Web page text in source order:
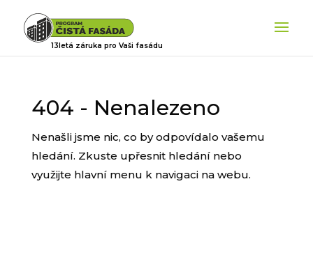
404 - Nenalezeno
Nenašli jsme nic, co by odpovídalo vašemu
hledání. Zkuste upřesnit hledání nebo
využijte hlavní menu k navigaci na webu.